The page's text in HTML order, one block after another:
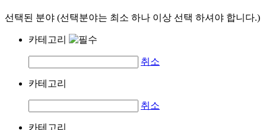
선택된 분야 (선택분야는 최소 하나 이상 선택 하셔야 합니다.)
카테고리
취소
카테고리
취소
카테고리